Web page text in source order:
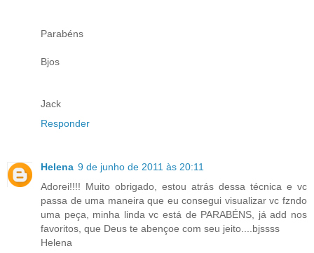
Parabéns
Bjos
Jack
Responder
Helena 9 de junho de 2011 às 20:11
Adorei!!!! Muito obrigado, estou atrás dessa técnica e vc
passa de uma maneira que eu consegui visualizar vc fzndo
uma peça, minha linda vc está de PARABÉNS, já add nos
favoritos, que Deus te abençoe com seu jeito....bjssss
Helena